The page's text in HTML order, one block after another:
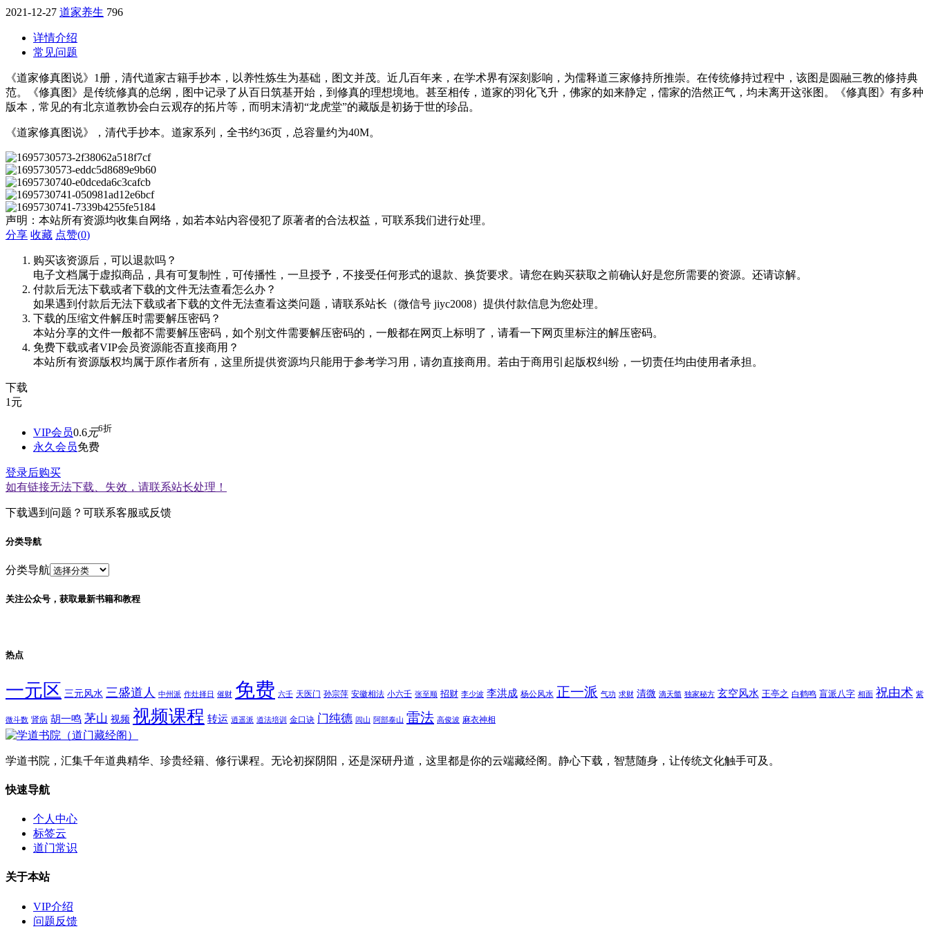
2021-12-27 道家养生 796
详情介绍
常见问题
《道家修真图说》1册，清代道家古籍手抄本，以养性炼生为基础，图文并茂。近几百年来，在学术界有深刻影响，为儒释道三家修持所推崇。在传统修持过程中，该图是圆融三教的修持典
范。《修真图》是传统修真的总纲，图中记录了从百日筑基开始，到修真的理想境地。甚至相传，道家的羽化飞升，佛家的如来静定，儒家的浩然正气，均未离开这张图。《修真图》有多种
版本，常见的有北京道教协会白云观存的拓片等，而明末清初“龙虎堂”的藏版是初扬于世的珍品。
《道家修真图说》，清代手抄本。道家系列，全书约36页，总容量约为40M。
声明：本站所有资源均收集自网络，如若本站内容侵犯了原著者的合法权益，可联系我们进行处理。
分享 收藏 点赞(0)
购买该资源后，可以退款吗？
电子文档属于虚拟商品，具有可复制性，可传播性，一旦授予，不接受任何形式的退款、换货要求。请您在购买获取之前确认好是您所需要的资源。还请谅解。
付款后无法下载或者下载的文件无法查看怎么办？
如果遇到付款后无法下载或者下载的文件无法查看这类问题，请联系站长（微信号 jiyc2008）提供付款信息为您处理。
下载的压缩文件解压时需要解压密码？
本站分享的文件一般都不需要解压密码，如个别文件需要解压密码的，一般都在网页上标明了，请看一下网页里标注的解压密码。
免费下载或者VIP会员资源能否直接商用？
本站所有资源版权均属于原作者所有，这里所提供资源均只能用于参考学习用，请勿直接商用。若由于商用引起版权纠纷，一切责任均由使用者承担。
下载
1 元
VIP会员0.6元6折
永久会员免费
登录后购买
如有链接无法下载、失效，请联系站长处理！
下载遇到问题？可联系客服或反馈
分类导航
分类导航
关注公众号，获取最新书籍和教程
热点
一元区 三元风水 三盛道人 中州派 作灶择日 催财 免费 六壬 天医门 孙宗萍 安徽相法 小六壬 张至顺 招财 李少波 李洪成 杨公风水 正一派 气功 求财 清微 滴天髓 独家秘方 玄空风水 王亭之 白鹤鸣 盲派八字 相面 祝由术 紫
微斗数 肾病 胡一鸣 茅山 视频 视频课程 转运 逍遥派 道法培训 金口诀 门纯德 闾山 阿部泰山 雷法 高俊波 麻衣神相
学道书院，汇集千年道典精华、珍贵经籍、修行课程。无论初探阴阳，还是深研丹道，这里都是你的云端藏经阁。静心下载，智慧随身，让传统文化触手可及。
快速导航
个人中心
标签云
道门常识
关于本站
VIP介绍
问题反馈